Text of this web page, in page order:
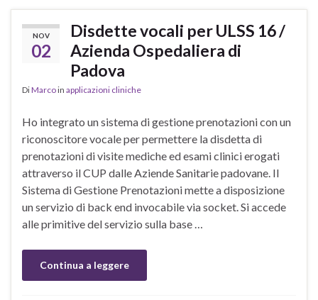
NOV
02
Disdette vocali per ULSS 16 /
Azienda Ospedaliera di
Padova
DiMarcoin applicazioni cliniche
Ho integrato un sistema di gestione prenotazioni con un
riconoscitore vocale per permettere la disdetta di
prenotazioni di visite mediche ed esami clinici erogati
attraverso il CUP dalle Aziende Sanitarie padovane. Il
Sistema di Gestione Prenotazioni mette a disposizione
un servizio di back end invocabile via socket. Si accede
alle primitive del servizio sulla base …
Continua a leggere